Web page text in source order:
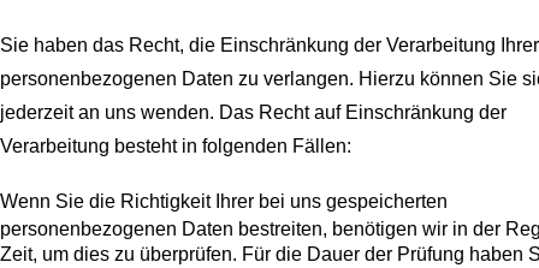
Sie haben das Recht, die Einschränkung der Verarbeitung Ihrer
personenbezogenen Daten zu verlangen. Hierzu können Sie
jederzeit an uns wenden. Das Recht auf Einschränkung der
Verarbeitung besteht in folgenden Fällen:
Wenn Sie die Richtigkeit Ihrer bei uns gespeicherten
personenbezogenen Daten bestreiten, benötigen wir in der
Zeit, um dies zu überprüfen. Für die Dauer der Prüfung haben